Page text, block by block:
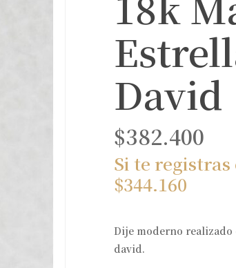
David
$382.400
Si te
$344.160
Dije moderno realizado
david.